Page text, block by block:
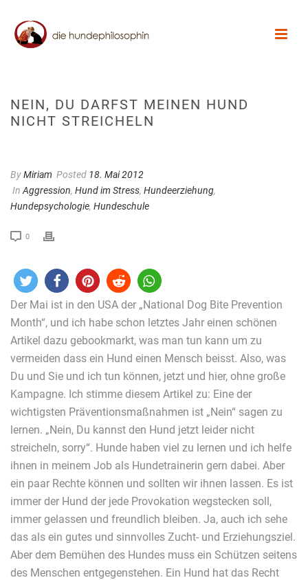
NEIN, DU DARFST MEINEN HUND
NICHT STREICHELN
ByMiriam Posted 18. Mai 2012
In Aggression, Hund im Stress, Hundeerziehung,
Hundepsychologie, Hundeschule
0
Der Mai ist in den USA der „National Dog Bite Prevention
Month“, und ich habe schon letztes Jahr einen schönen
Artikel dazu gebookmarkt, was man tun kann um zu
vermeiden dass ein Hund einen Mensch beisst. Also, was
Du und Sie und ich tun können, jetzt und hier, ohne große
Kampagne. Ich stimme diesem Artikel zu: Eine der
wichtigsten Präventionsmaßnahmen ist „Nein“ sagen zu
lernen. „Nein, Du kannst den Hund jetzt leider nicht
streicheln, sorry“. Hunde haben viel zu lernen und ich helfe
ihnen in meinem Job als Hundetrainerin gern dabei. Aber
ein paar Rechte können und sollten wir ihnen lassen. Es ist
immer der Hund der jede Provokation wegstecken soll,
immer gelassen und freundlich bleiben. Ja, auch ich sehe
das als ein gutes und sinnvolles Zucht- und Erziehungsziel.
Aber dem Bemühen des Hundes muss ein Schützen seitens
des Menschen entgegenstehen. Ein Hund hat das Recht